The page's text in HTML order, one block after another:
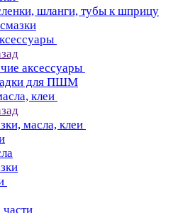
шланги, тубы к шприцу
аксессуары
для ПШМ
клеи
масла, клеи